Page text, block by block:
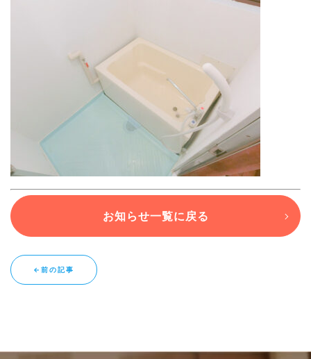
退去連絡フォームはこちら
お部屋探し専用LINEはこちら
お知らせ一覧に戻る
←前の記事